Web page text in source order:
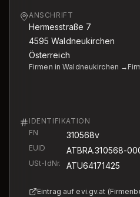
ANSCHRIFT
Hermesstraße 7
4595Waldneukirchen
Österreich
Firmen in Waldneukirchen →
IDENTIFIKATION
FN
310568v
EUID ATBRA.310568-
USt-IdNr. ATU64171425
Eintrag auf evi.gv.at